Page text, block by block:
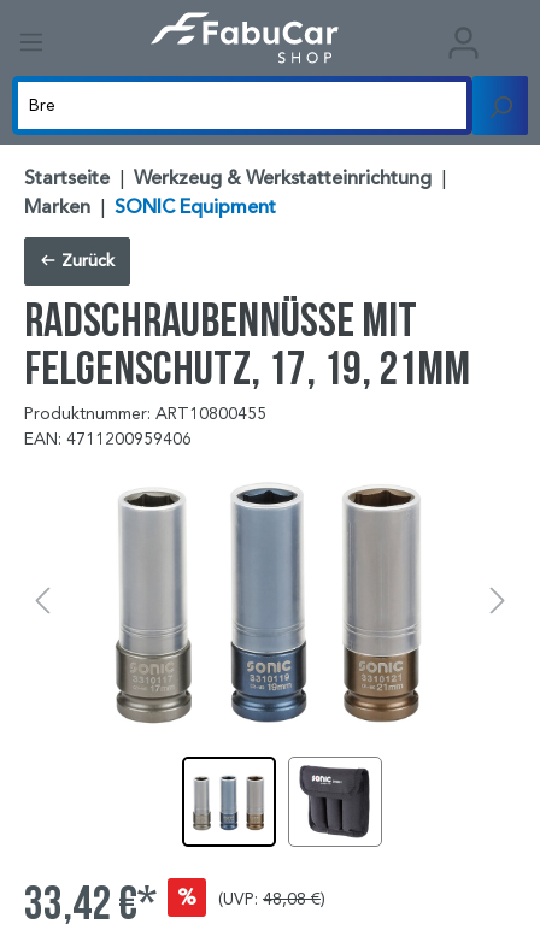
Startseite | Werkzeug & Werkstatteinrichtung |
Marken | SONIC Equipment
Zurück
Radschraubennüsse mit
Felgenschutz, 17, 19, 21mm
Produktnummer: ART10800455
EAN: 4711200959406
33,42 €* % (UVP: 48,08 €)